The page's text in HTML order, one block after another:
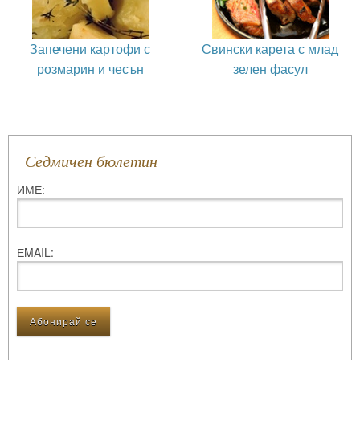
Запечени картофи с
розмарин и чесън
Свински карета с млад
зелен фасул
Седмичен бюлетин
ИМЕ:
ЕMAIL: